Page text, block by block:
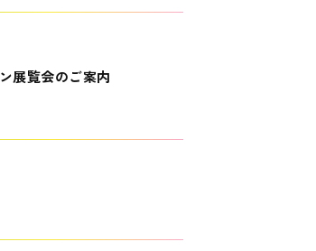
展覧会のご案内